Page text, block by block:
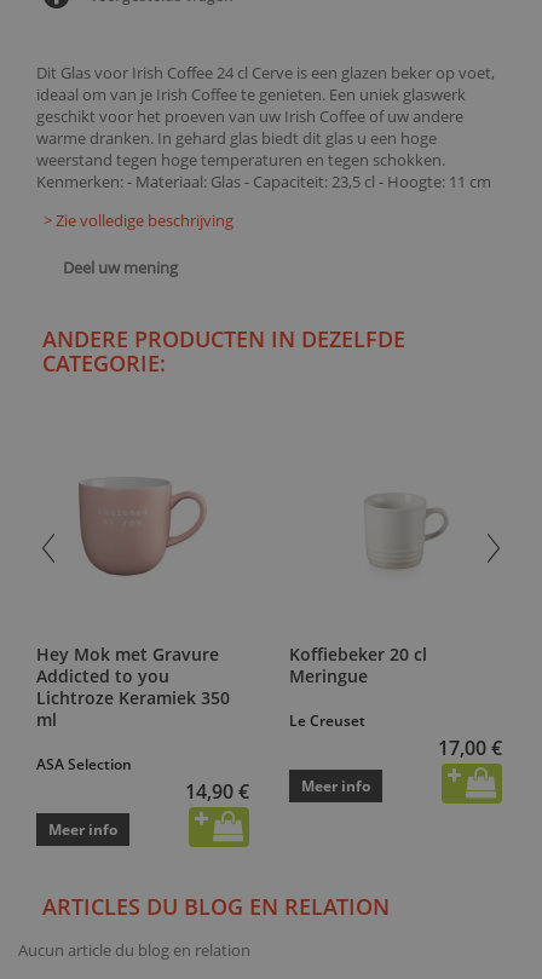
Dit Glas voor Irish Coffee 24 cl Cerve is een glazen beker op voet,
ideaal om van je Irish Coffee te genieten. Een uniek glaswerk
geschikt voor het proeven van uw Irish Coffee of uw andere
warme dranken. In gehard glas biedt dit glas u een hoge
weerstand tegen hoge temperaturen en tegen schokken.
Kenmerken: - Materiaal: Glas - Capaciteit: 23,5 cl - Hoogte: 11 cm
> Zie volledige beschrijving
Deel uw mening
ANDERE PRODUCTEN IN DEZELFDE
CATEGORIE:
Hey Mok met Gravure
Addicted to you
Lichtroze Keramiek 350
ml
ASA Selection
14,90 €
Meer info
Koffiebeker 20 cl
Meringue
Le Creuset
17,00 €
Meer info
ARTICLES DU BLOG EN RELATION
Aucun article du blog en relation